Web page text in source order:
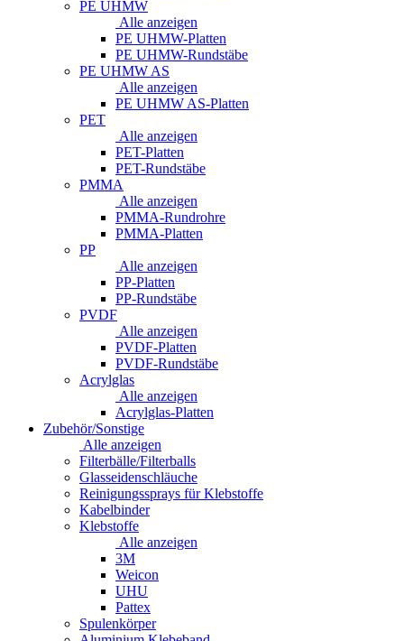
PE UHMW
Alle anzeigen
PE UHMW-Platten
PE UHMW-Rundstäbe
PE UHMW AS
Alle anzeigen
PE UHMW AS-Platten
PET
Alle anzeigen
PET-Platten
PET-Rundstäbe
PMMA
Alle anzeigen
PMMA-Rundrohre
PMMA-Platten
PP
Alle anzeigen
PP-Platten
PP-Rundstäbe
PVDF
Alle anzeigen
PVDF-Platten
PVDF-Rundstäbe
Acrylglas
Alle anzeigen
Acrylglas-Platten
Zubehör/Sonstige
Alle anzeigen
Filterbälle/Filterballs
Glasseidenschläuche
Reinigungssprays für Klebstoffe
Kabelbinder
Klebstoffe
Alle anzeigen
3M
Weicon
UHU
Pattex
Spulenkörper